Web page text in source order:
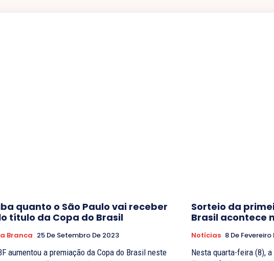
quanto o São Paulo vai receber
título da Copa do Brasil
Branca 25 De Setembro De 2023
aumentou a premiação da Copa do Brasil neste
Sorteio da
Brasil
Notícias 8 De Fevereiro
Nesta quarta-feira (8),